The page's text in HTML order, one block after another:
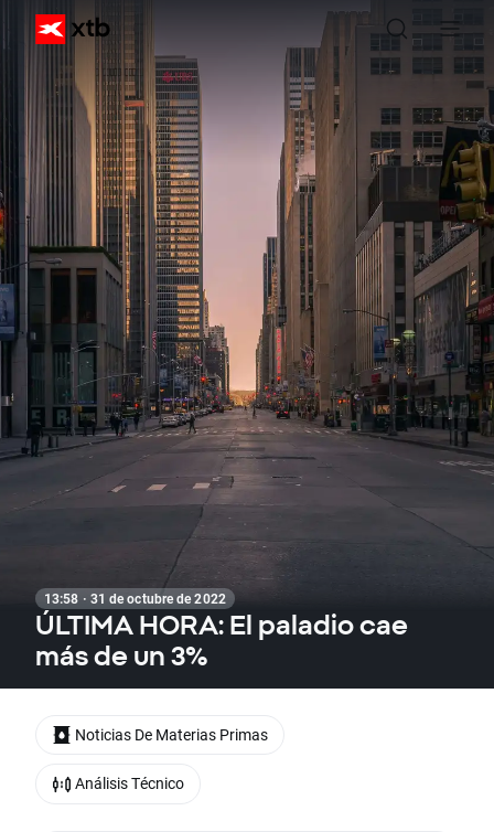
13:58 · 31 de octubre de 2022
ÚLTIMA HORA: El paladio cae
más de un 3%
Noticias De Materias Primas
Análisis Técnico